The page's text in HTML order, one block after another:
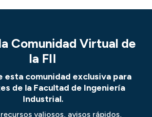
Comunidad Virtual de
la FII
esta comunidad exclusiva para
de la Facultad de Ingeniería
Industrial.
valiosos, avisos rápidos,